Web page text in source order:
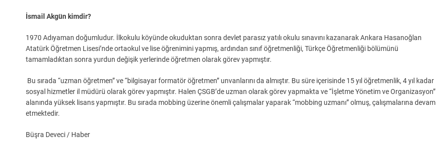
İsmail Akgün kimdir?
1970 Adıyaman doğumludur. İlkokulu köyünde okuduktan sonra devlet parasız yatılı okulu sınavını kazanarak Ankara Hasanoğlan
Atatürk Öğretmen Lisesi’nde ortaokul ve lise öğrenimini yapmış, ardından sınıf öğretmenliği, Türkçe Öğretmenliği bölümünü
tamamladıktan sonra yurdun değişik yerlerinde öğretmen olarak görev yapmıştır.
Bu sırada “uzman öğretmen” ve “bilgisayar formatör öğretmen” unvanlarını da almıştır. Bu süre içerisinde 15 yıl öğretmenlik, 4 yıl kadar
sosyal hizmetler il müdürü olarak görev yapmıştır. Halen ÇSGB’de uzman olarak görev yapmakta ve “İşletme Yönetim ve Organizasyon”
alanında yüksek lisans yapmıştır. Bu sırada mobbing üzerine önemli çalışmalar yaparak “mobbing uzmanı” olmuş, çalışmalarına devam
etmektedir.
Büşra Deveci / Haber